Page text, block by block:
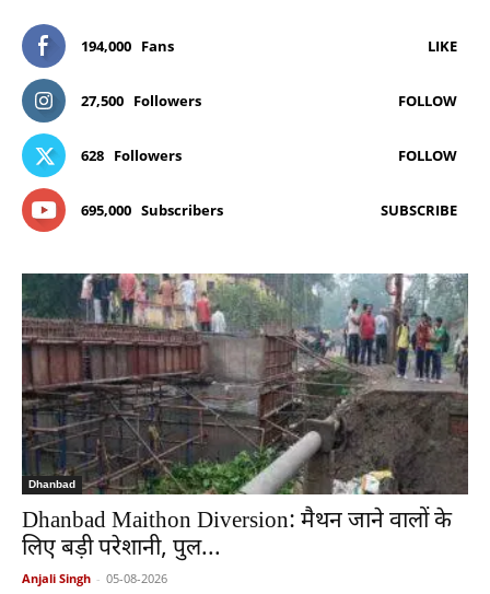
194,000 Fans LIKE
27,500 Followers FOLLOW
628 Followers FOLLOW
695,000 Subscribers SUBSCRIBE
Dhanbad
Dhanbad Maithon Diversion: मैथन जाने वालों के
लिए बड़ी परेशानी, पुल...
Anjali Singh - 05-08-2026